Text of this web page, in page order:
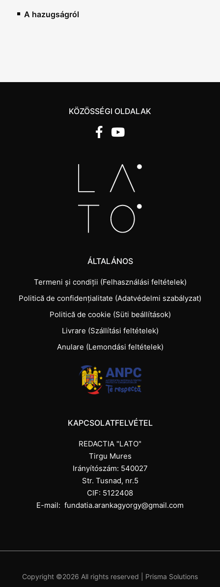
A hazugságról
KÖZÖSSÉGI OLDALAK
ÁLTALÁNOS
Termeni și condiții (Felhasználási feltételek)
Politică de confidențialitate (Adatvédelmi szabályzat)
Politică de cookie (Süti beállítások)
Livrare (Szállítási feltételek)
Anulare (Lemondási feltételek)
KAPCSOLATFELVÉTEL
REDACTIA "LATO"
Tirgu Mures
Irányítószám: 540027
Str. Tusnad, nr.5
CIF: 5122408
E-mail: fundatia.arankagyorgy@gmail.com
Copyright ©2026 All rights reserved | Prisma Solutions